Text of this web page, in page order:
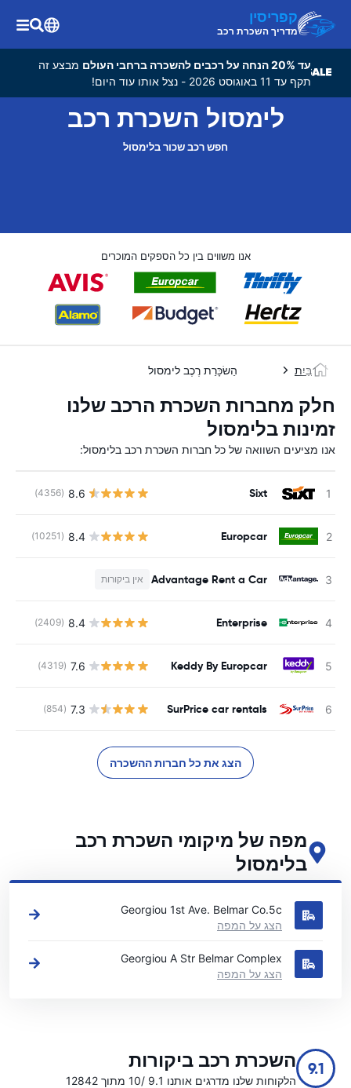
קפריסין
מדריך השכרת רכב
עד 20% הנחה על רכבים להשכרה ברחבי העולם
מבצע זה
תקף עד 11 באוגוסט 2026 - נצל אותו עוד היום!
לימסול השכרת רכב
חפש רכב שכור בלימסול
אנו משווים בין כל הספקים המוכרים
בַּיִת הַשׂכָּרַת רֶכֶב לימסול
חלק מחברות השכרת הרכב שלנו
זמינות בלימסול
אנו מציעים השוואה של כל חברות השכרת רכב בלימסול:
Sixt
8.6
(4356)
Europcar
8.4
(10251)
Advantage Rent a Car אין ביקורות
Enterprise
8.4
(2409)
Keddy By Europcar
7.6
(4319)
SurPrice car rentals
7.3
(854)
הצג את כל חברות ההשכרה
מפה של מיקומי השכרת רכב
בלימסול
ראה את מיקומי השכרת הרכב העיקריים שלנו בלימסול
Georgiou 1st Ave. Belmar Co.5c
הצג על המפה
Georgiou A Str Belmar Complex
הצג על המפה
9.1 השכרת רכב ביקורות
הלקוחות שלנו מדרגים אותנו 9.1 /10 מתוך 12842